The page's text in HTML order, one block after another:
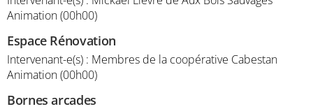
Animation (00h00)
Espace Rénovation
Intervenant-e(s) : Membres de la coopérative Cabestan
Animation (00h00)
Bornes arcades